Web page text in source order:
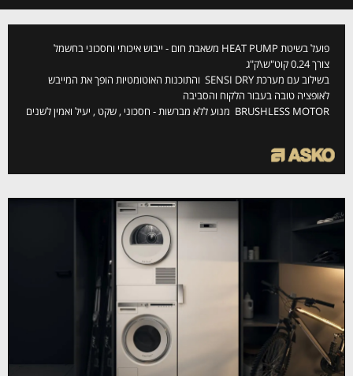
פועל בשיטת HEAT PUMP משאבת חום - ייבוש איכותי וחסכוני בחשמל
צורך 0.24 קוט"ש\ק"ג
בשילוב עם מערכת SENSI DRY והתוכנות האוטומטיות הופך את המייבש
לאופציה טובה בעבור הלקוח והסביבה
BRUSHLESS MOTOR מנוע ללא מברשות - חסכוני , שקט , יעיל ואמין לשנים